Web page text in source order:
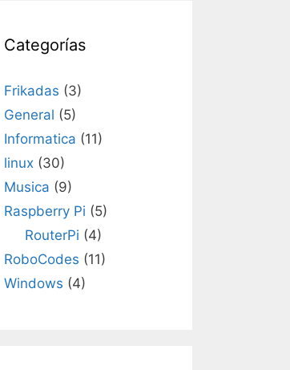
Categorías
Frikadas (3)
General (5)
Informatica (11)
linux (30)
Musica (9)
Raspberry Pi (5)
RouterPi (4)
RoboCodes (11)
Windows (4)